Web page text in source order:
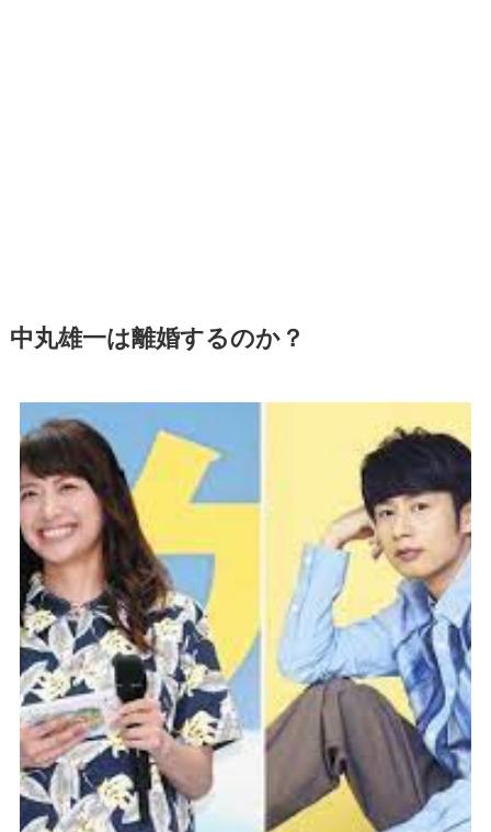
中丸雄一は離婚するのか？